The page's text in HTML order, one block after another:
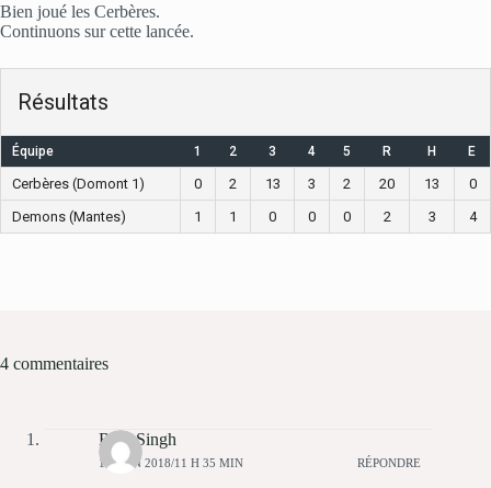
Bien joué les Cerbères.
Continuons sur cette lancée.
Résultats
Équipe 1 2 3 4 5 R H E
Cerbères (Domont 1) 0 2 13 3 2 20 13
0
Demons (Mantes)
1 1 0 0 0 2 3 4
4 commentaires
Ravi Singh
11 JUIN 2018/11 H 35 MIN RÉPONDRE